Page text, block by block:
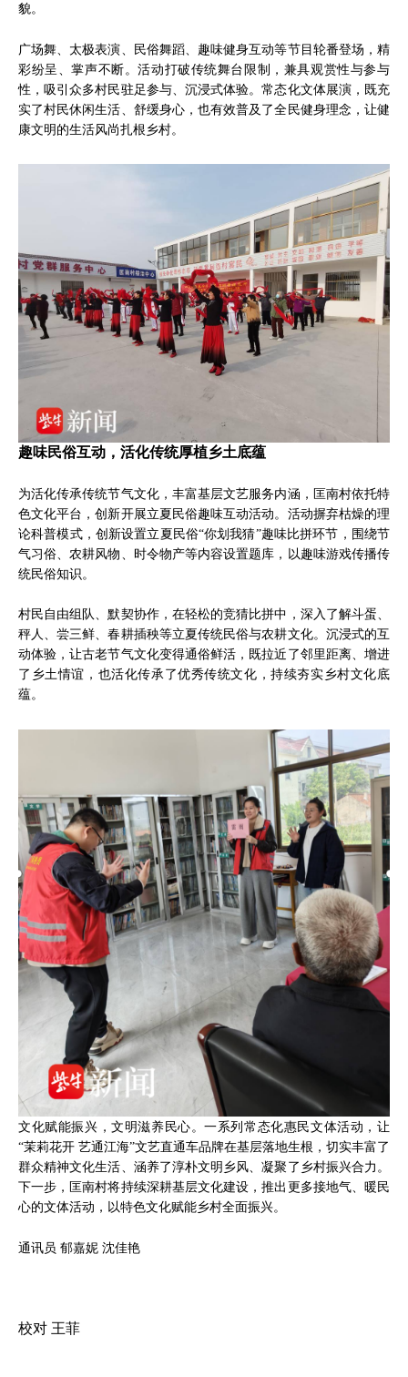
貌。
广场舞、太极表演、民俗舞蹈、趣味健身互动等节目轮番登场，精
彩纷呈、掌声不断。活动打破传统舞台限制，兼具观赏性与参与
性，吸引众多村民驻足参与、沉浸式体验。常态化文体展演，既充
实了村民休闲生活、舒缓身心，也有效普及了全民健身理念，让健
康文明的生活风尚扎根乡村。
趣味民俗互动，活化传统厚植乡土底蕴
为活化传承传统节气文化，丰富基层文艺服务内涵，匡南村依托特
色文化平台，创新开展立夏民俗趣味互动活动。活动摒弃枯燥的理
论科普模式，创新设置立夏民俗“你划我猜”趣味比拼环节，围绕节
气习俗、农耕风物、时令物产等内容设置题库，以趣味游戏传播传
统民俗知识。
村民自由组队、默契协作，在轻松的竞猜比拼中，深入了解斗蛋、
秤人、尝三鲜、春耕插秧等立夏传统民俗与农耕文化。沉浸式的互
动体验，让古老节气文化变得通俗鲜活，既拉近了邻里距离、增进
了乡土情谊，也活化传承了优秀传统文化，持续夯实乡村文化底
蕴。
文化赋能振兴，文明滋养民心。一系列常态化惠民文体活动，让
“茉莉花开 艺通江海”文艺直通车品牌在基层落地生根，切实丰富了
群众精神文化生活、涵养了淳朴文明乡风、凝聚了乡村振兴合力。
下一步，匡南村将持续深耕基层文化建设，推出更多接地气、暖民
心的文体活动，以特色文化赋能乡村全面振兴。
通讯员 郁嘉妮 沈佳艳
校对 王菲